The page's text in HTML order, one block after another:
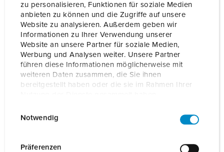
zu personalisieren, Funktionen für soziale Medien
anbieten zu können und die Zugriffe auf unsere
Website zu analysieren. Außerdem geben wir
Informationen zu Ihrer Verwendung unserer
Website an unsere Partner für soziale Medien,
Werbung und Analysen weiter. Unsere Partner
führen diese Informationen möglicherweise mit
weiteren Daten zusammen, die Sie ihnen
bereitgestellt haben oder die sie im Rahmen Ihrer
Notwendig
Präferenzen
Onze producten kunt u in het gedeelte
verlanglijstje/winkelmand in verschillende lijsten beheren.
Mijn lijst(0) TOEVOEGEN
NIEUW LIJST MAKEN